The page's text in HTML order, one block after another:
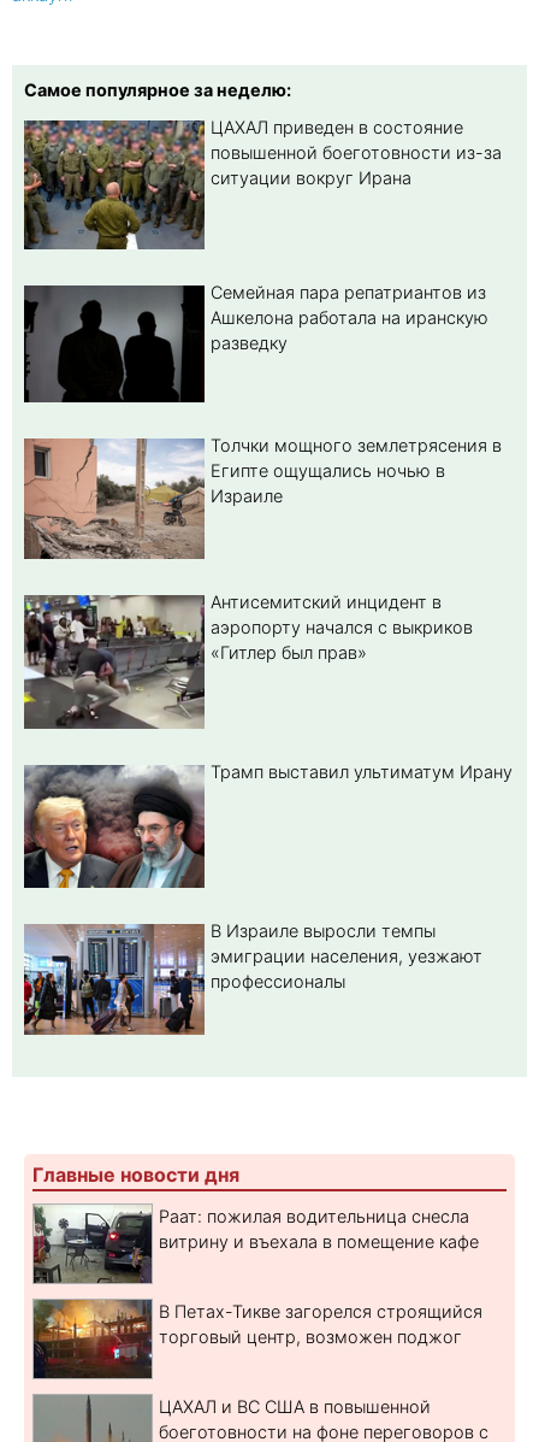
Самое популярное за неделю:
ЦАХАЛ приведен в состояние
повышенной боеготовности из-за
ситуации вокруг Ирана
Семейная пара репатриантов из
Ашкелона работала на иранскую
разведку
Толчки мощного землетрясения в
Египте ощущались ночью в
Израиле
Антисемитский инцидент в
аэропорту начался с выкриков
«Гитлер был прав»
Трамп выставил ультиматум Ирану
В Израиле выросли темпы
эмиграции населения, уезжают
профессионалы
Главные новости дня
Раат: пожилая водительница снесла
витрину и въехала в помещение кафе
В Петах-Тикве загорелся строящийся
торговый центр, возможен поджог
ЦАХАЛ и ВС США в повышенной
боеготовности на фоне переговоров с